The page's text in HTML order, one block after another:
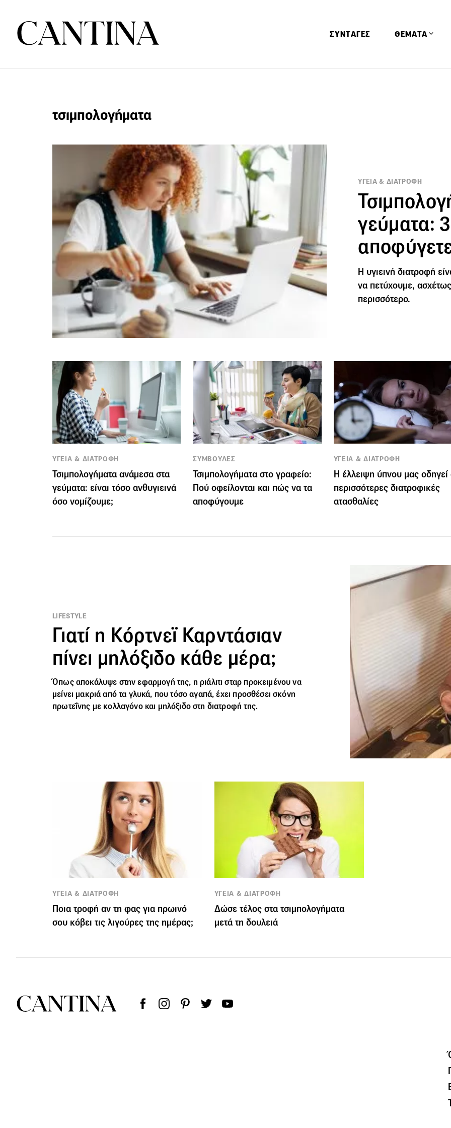
ΣΥΝΤΑΓΕΣ ΘΕΜΑΤΑ
Υγεία &
τσιμπολογήματα
ΥΓΕΙΑ & ΔΙΑΤΡΟΦΗ
γεύματα:
Η υγιεινή διατροφή
να πετύχουμε,
περισσότερο.
ΥΓΕΙΑ & ΔΙΑΤΡΟΦΗ
Τσιμπολογήματα ανάμεσα στα
γεύματα: είναι τόσο ανθυγιεινά
όσο νομίζουμε;
ΣΥΜΒΟΥΛΕΣ
Τσιμπολογήματα στο γραφείο:
Πού οφείλονται και πώς να τα
αποφύγουμε
ΥΓΕΙΑ & ΔΙΑΤΡΟΦΗ
Η έλλειψη ύπνου μας οδηγεί
περισσότερες διατροφικές
ατασθαλίες
LIFESTYLE
Γιατί η Κόρτνεϊ Καρντάσιαν
πίνει μηλόξιδο κάθε μέρα;
Όπως αποκάλυψε στην εφαρμογή της, η ριάλιτι σταρ προκειμένου να
μείνει μακριά από τα γλυκά, που τόσο αγαπά, έχει προσθέσει σκόνη
πρωτεΐνης με κολλαγόνο και μηλόξιδο στη διατροφή της.
ΥΓΕΙΑ & ΔΙΑΤΡΟΦΗ
Ποια τροφή αν τη φας για πρωινό
σου κόβει τις λιγούρες της ημέρας;
ΥΓΕΙΑ & ΔΙΑΤΡΟΦΗ
Δώσε τέλος στα τσιμπολογήματα
μετά τη δουλειά